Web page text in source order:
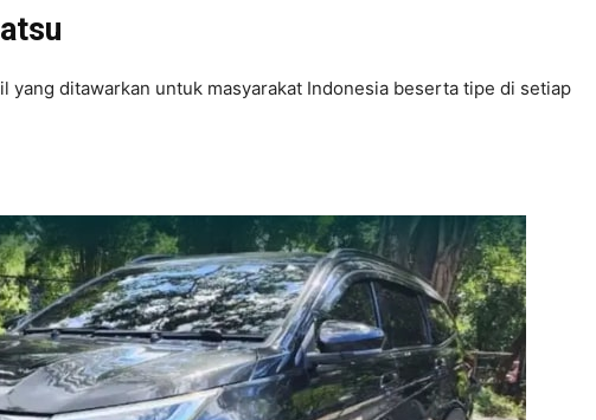
yang ditawarkan untuk masyarakat Indonesia beserta tipe di setiap